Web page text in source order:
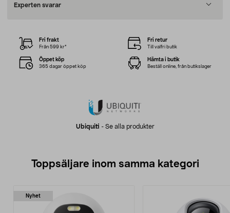
Experten svarar
Ubiquiti - Se alla produkter
Fri frakt
Från 599 kr*
Fri retur
Till valfri butik
Öppet köp
365 dagar öppet köp
Hämta i butik
Beställ online, från butikslager
Toppsäljare inom samma kategori
Nyhet